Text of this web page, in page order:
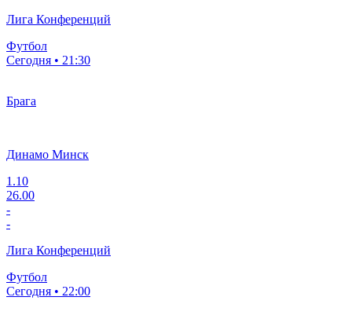
Лига Конференций
Футбол
Сегодня • 21:30
Брага
Динамо Минск
1.10
26.00
-
-
Лига Конференций
Футбол
Сегодня • 22:00